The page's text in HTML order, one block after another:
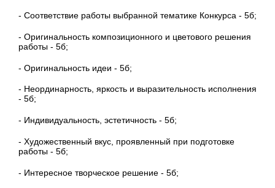
- Соответствие работы выбранной тематике Конкурса - 5б;
- Оригинальность композиционного и цветового решения
работы - 5б;
- Оригинальность идеи - 5б;
- Неординарность, яркость и выразительность исполнения
- 5б;
- Индивидуальность, эстетичность - 5б;
- Художественный вкус, проявленный при подготовке
работы - 5б;
- Интересное творческое решение - 5б;